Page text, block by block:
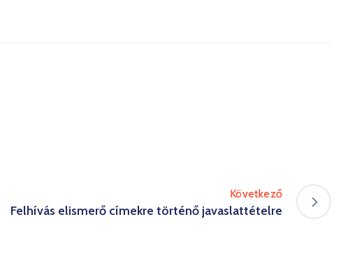
Következő
Felhívás elismerő címekre történő javaslattételre